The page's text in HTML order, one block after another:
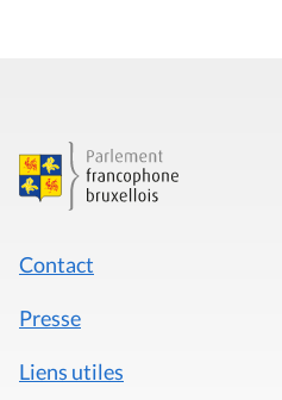
Contact
Presse
Liens utiles